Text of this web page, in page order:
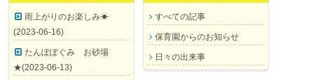
雨上がりのお楽しみ☀
(2023-06-16)
たんぽぽぐみ お砂場
★(2023-06-13)
すべての記事
保育園からのお知らせ
日々の出来事